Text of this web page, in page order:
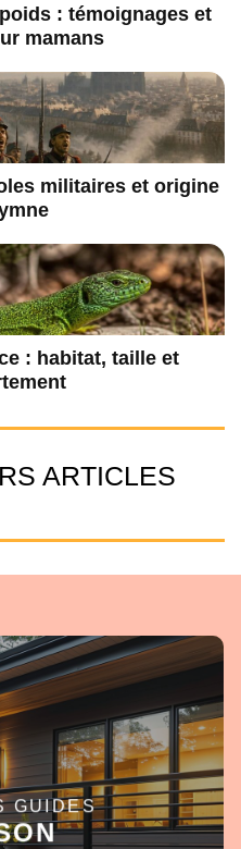
: témoignages et
mamans
militaires et origine
: habitat, taille et
ARTICLES
GUIDES
+